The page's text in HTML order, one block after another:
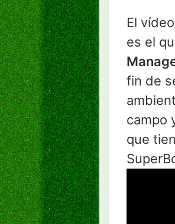
El
es el
fin de
campo
que